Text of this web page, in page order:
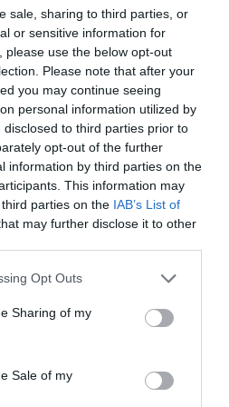
sale, sharing to third parties, or
or sensitive information for
please use the below opt-out
Please note that after your
you may continue seeing
personal information utilized by
to third parties prior to
opt-out of the further
information by third parties on the
This information may
parties on the IAB’s List of
may further disclose it to other
app uses one or more Google
behaviour. You may click to
and its third-party tags to
purposes in below Google
Opt Outs
Sharing of my
Sale of my
jegybank engedély